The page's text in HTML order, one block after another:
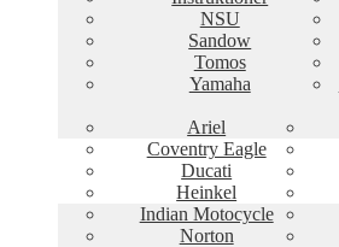
NSU
Sandow
Tomos
Yamaha
Ariel
Coventry Eagle
Ducati
Heinkel
Indian Motocycle
Norton